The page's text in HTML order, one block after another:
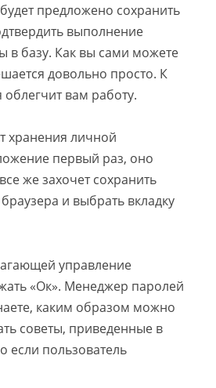
предложено сохранить
выполнение
в базу. Как вы сами можете
довольно просто. К
вам работу.
хранения личной
первый раз, оно
же захочет сохранить
и выбрать вкладку
управление
«Ок». Менеджер паролей
каким образом можно
советы, приведенные в
если пользователь